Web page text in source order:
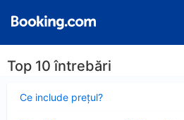
Top 10 întrebări
Ce include preţul?
închis